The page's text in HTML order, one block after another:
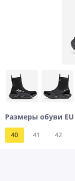
Размеры обуви EU
40 41 42